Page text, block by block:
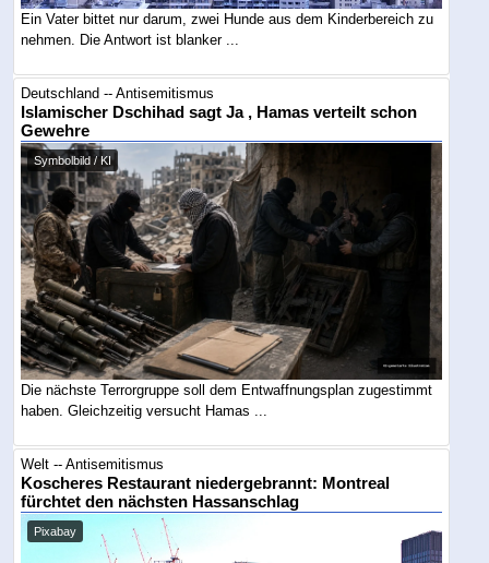
Ein Vater bittet nur darum, zwei Hunde aus dem Kinderbereich zu
nehmen. Die Antwort ist blanker ...
Deutschland -- Antisemitismus
Islamischer Dschihad sagt Ja , Hamas verteilt schon
Gewehre
Symbolbild / KI
Die nächste Terrorgruppe soll dem Entwaffnungsplan zugestimmt
haben. Gleichzeitig versucht Hamas ...
Welt -- Antisemitismus
Koscheres Restaurant niedergebrannt: Montreal
fürchtet den nächsten Hassanschlag
Pixabay